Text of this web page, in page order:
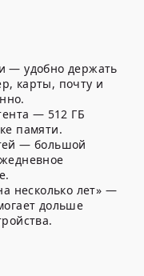
— удобно держать
карты, почту и
— 512 ГБ
памяти.
— большой
несколько лет» —
дольше